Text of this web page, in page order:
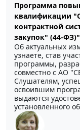
Программа
квалификации
контрактной
закупок" (44-ФЗ)"
Об актуальных
узнаете, став
программы,
совместно с АО
Слушателям,
освоившим
выдаются
установленного